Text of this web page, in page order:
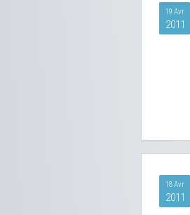
19 Avr
2011
18 Avr
2011